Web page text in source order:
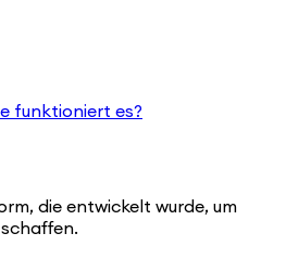
funktioniert es?
die entwickelt wurde, um